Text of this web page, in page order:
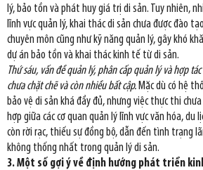
lý, bảo tồn và phát huy giá trị di sản. Tuy nhiên,
lĩnh vực quản lý, khai thác di sản chưa được đào
chuyên môn cũng như kỹ năng quản lý, gây khó
dự án bảo tồn và khai thác kinh tế từ di sản.
Thứ sáu, vấn đề quản lý, phân cấp quản lý và hợp
chưa chặt chẽ và còn nhiều bất cập. Mặc dù có hệ
bảo vệ di sản khá đầy đủ, nhưng việc thực thi
hợp giữa các cơ quan quản lý lĩnh vực văn hóa, du
còn rời rạc, thiếu sự đồng bộ, dẫn đến tình trạng
không thống nhất trong quản lý di sản.
3. Một số gợi ý về định hướng phát triển